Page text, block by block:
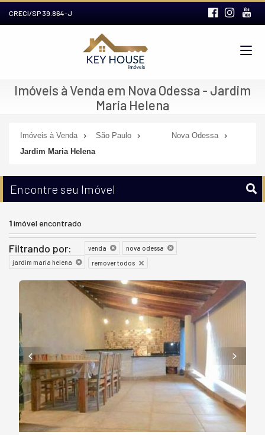
CRECI/SP 39.864-J
Imóveis à Venda em Nova Odessa - Jardim
Maria Helena
Imóveis à Venda São Paulo
Nova Odessa
Jardim Maria Helena
Encontre seu Imóvel
1imóvel encontrado
Filtrando por: venda
nova odessa
jardim maria helena
remover todos